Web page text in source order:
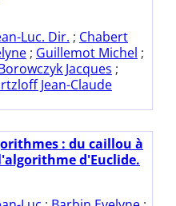
Luc. Dir. ; Chabert
; Guillemot Michel ;
Jacques ;
Jean-Claude
: du caillou à
d'Euclide.